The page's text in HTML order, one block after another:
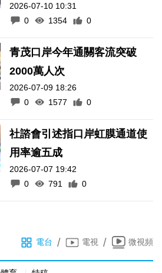
2026-07-10 10:31
0
1354 0
青茂口岸今年通關客流突破
2000萬人次
2026-07-09 18:26
0
1577 0
社諮會引述指口岸虹膜通道使
用率逾五成
2026-07-07 19:42
0
791 0
電台 / 電視 / 微視頻